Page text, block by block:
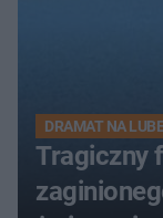
DRAMAT NA
Tragiczny